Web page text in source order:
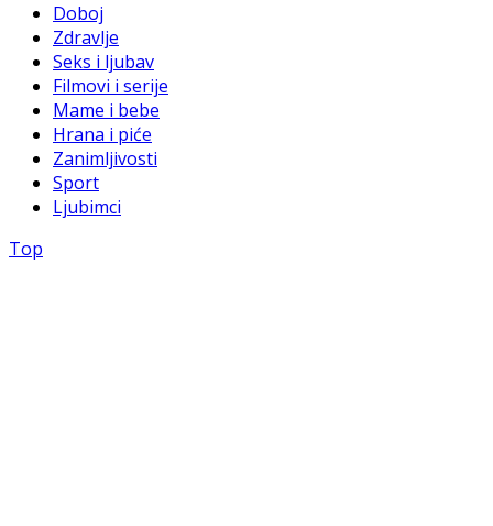
Doboj
Zdravlje
Seks i ljubav
Filmovi i serije
Mame i bebe
Hrana i piće
Zanimljivosti
Sport
Ljubimci
Top